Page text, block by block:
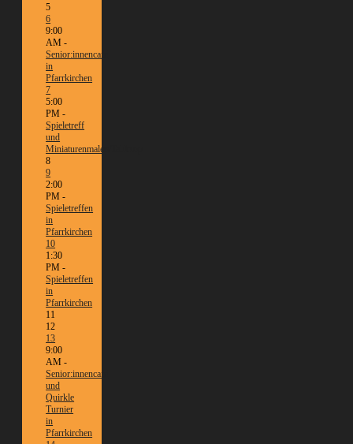
5
6
9:00
AM -
Senior:innencafé
in
Pfarrkirchen
7
5:00
PM -
Spieletreff
und
Miniaturenmalen/Tabletop
8
9
2:00
PM -
Spieletreffen
in
Pfarrkirchen
10
1:30
PM -
Spieletreffen
in
Pfarrkirchen
11
12
13
9:00
AM -
Senior:innencafé
und
Quirkle
Turnier
in
Pfarrkirchen